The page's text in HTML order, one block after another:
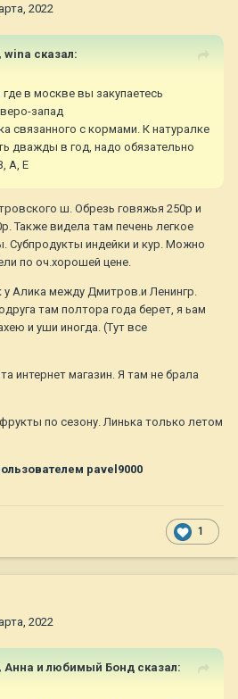
2022
wina сказал:
в москве вы закупаетесь
запад
связанного с кормами. К натуралке
дважды в год, надо обязательно
А, Е
ш. Обрезь говяжья 250р и
Также видела там печень легкое
Субпродукты индейки и кур. Можно
по оч.хорошей цене.
у Алика между Дмитров.и Ленингр.
там полтора года берет, я ьам
и уши иногда. (Тут все
интернет магазин. Я там не брала
по сезону. Линька только летом
pavel9000
1
2022
Анна и любимый Бонд сказал: